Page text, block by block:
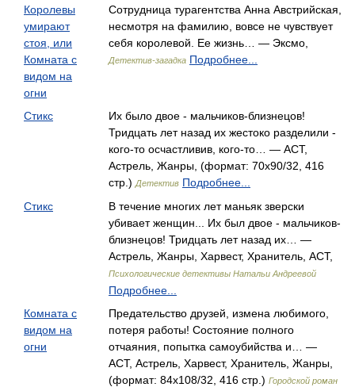
Королевы
умирают
стоя, или
Комната с
видом на
огни
Сотрудница турагентства Анна Австрийская,
несмотря на фамилию, вовсе не чувствует
себя королевой. Ее жизнь… — Эксмо,
Детектив-загадка Подробнее...
Стикс
Их было двое - мальчиков-близнецов!
Тридцать лет назад их жестоко разделили -
кого-то осчастливив, кого-то… — АСТ,
Астрель, Жанры, (формат: 70x90/32, 416
стр.) Детектив Подробнее...
Стикс
В течение многих лет маньяк зверски
убивает женщин... Их был двое - мальчиков-
близнецов! Тридцать лет назад их… —
Астрель, Жанры, Харвест, Хранитель, АСТ,
Психологические детективы Натальи Андреевой
Подробнее...
Комната с
видом на
огни
Предательство друзей, измена любимого,
потеря работы! Состояние полного
отчаяния, попытка самоубийства и… —
АСТ, Астрель, Харвест, Хранитель, Жанры,
(формат: 84x108/32, 416 стр.) Городской роман